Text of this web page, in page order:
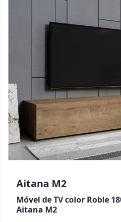
Aitana M2
Móvel de TV color Roble
Aitana M2